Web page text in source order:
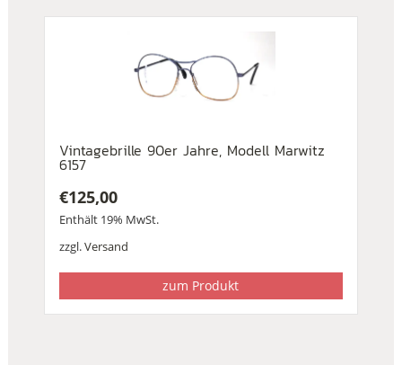
Vintagebrille 90er Jahre, Modell Marwitz
6157
€125,00
Enthält 19% MwSt.
zzgl.Versand
zum Produkt